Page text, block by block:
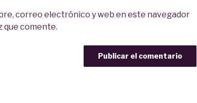
correo electrónico y web en este navegador
que comente.